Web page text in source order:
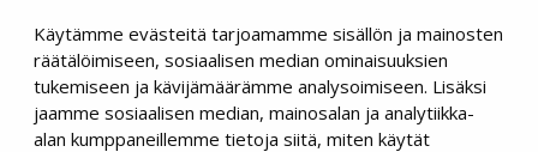
Käytämme evästeitä tarjoamamme sisällön ja mainosten
räätälöimiseen, sosiaalisen median ominaisuuksien
tukemiseen ja kävijämäärämme analysoimiseen. Lisäksi
jaamme sosiaalisen median, mainosalan ja analytiikka-
alan kumppaneillemme tietoja siitä, miten käytät
Verkkolaskuosoite: 003724625953
Välittäjätunnus: 003721291126
TALOUSHALLINTO- JA